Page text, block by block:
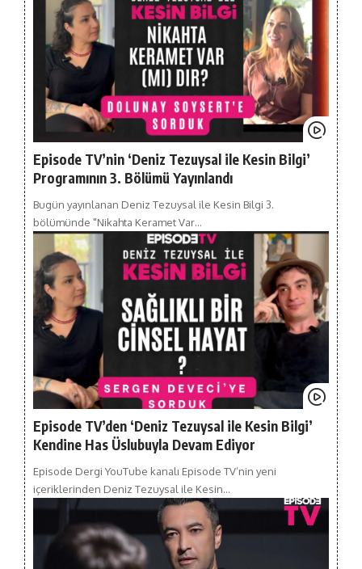
Episode TV’nin ‘Deniz Tezuysal ile Kesin Bilgi’
Programının 3. Bölümü Yayınlandı
Bugün yayınlanan Deniz Tezuysal ile Kesin Bilgi 3.
bölümünde "Nikahta Keramet Var…
Episode TV’den ‘Deniz Tezuysal ile Kesin Bilgi’
Kendine Has Üslubuyla Devam Ediyor
Episode Dergi YouTube kanalı Episode TV’nin yeni
içeriklerinden Deniz Tezuysal ile Kesin…